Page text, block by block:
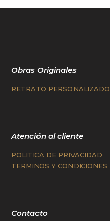
Obras Originales
RETRATO PERSONALIZADO
Atención al cliente
POLITICA DE PRIVACIDAD
TERMINOS Y CONDICIONES
Contacto